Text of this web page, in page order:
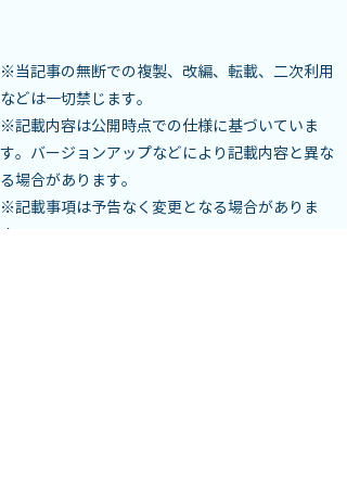
※当記事の無断での複製、改編、転載、二次利用
などは一切禁じます。
※記載内容は公開時点での仕様に基づいていま
す。バージョンアップなどにより記載内容と異な
る場合があります。
※記載事項は予告なく変更となる場合がありま
す。